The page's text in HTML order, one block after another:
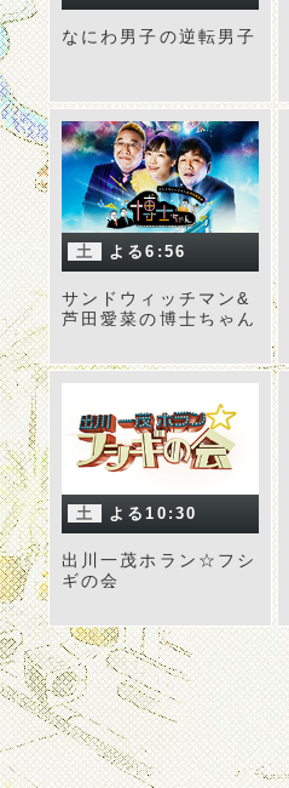
なにわ男子の逆転男子
土 よる6:56
サンドウィッチマン&
芦田愛菜の博士ちゃん
土 よる10:30
出川一茂ホラン☆フシ
ギの会